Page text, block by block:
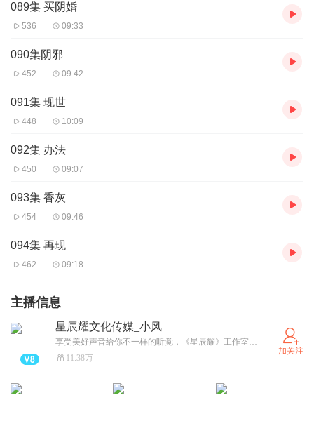
089集 买阴婚
536 09:33
090集阴邪
452 09:42
091集 现世
448 10:09
092集 办法
450 09:07
093集 香灰
454 09:46
094集 再现
462 09:18
主播信息
星辰耀文化传媒_小风
享受美好声音给你不一样的听觉，《星辰耀》工作室招募，欢迎各宝子加入。热爱演播，一起共同进步，ykfxiaofeng
11.38万
加关注